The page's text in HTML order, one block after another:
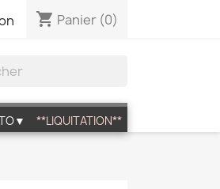
shopping_cart Panier (0)
**LIQUITATION**